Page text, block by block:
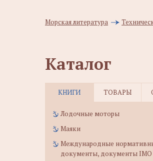
Морская литература
Каталог
КНИГИ ТОВАРЫ
Лодочные моторы
Маяки
Международные
документы, документы IMO